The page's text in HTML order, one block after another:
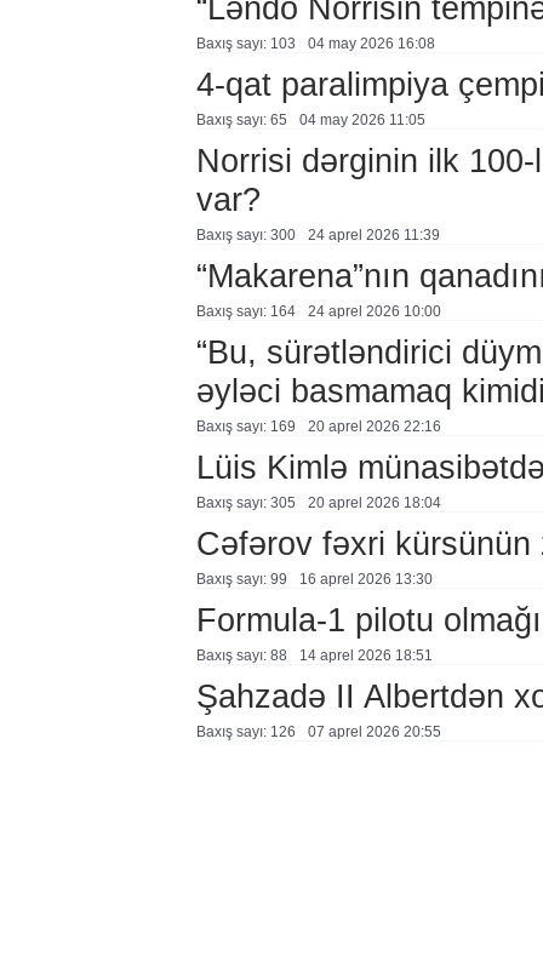
“Ləndo Norrisin
Baxış sayı: 103 04 may 2026 16:08
4-qat paralimpiya
Baxış sayı: 65 04 may 2026 11:05
Norrisi dərginin ilk
var?
Baxış sayı: 300 24 aprel 2026 11:39
“Makarena”nın
Baxış sayı: 164 24 aprel 2026 10:00
“Bu, sürətləndirici
əyləci basmamaq
Baxış sayı: 169 20 aprel 2026 22:16
Lüis Kimlə
Baxış sayı: 305 20 aprel 2026 18:04
Cəfərov fəxri kürsünün
Baxış sayı: 99 16 aprel 2026 13:30
Formula-1 pilotu
Baxış sayı: 88 14 aprel 2026 18:51
Şahzadə II Albertdən
Baxış sayı: 126 07 aprel 2026 20:55